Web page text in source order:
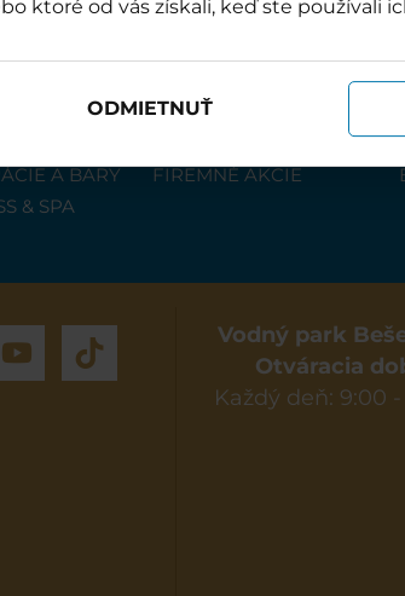
ktoré od vás získali, keď ste používali
ODMIETNUŤ
A BARY
& SPA
PONUKA UBYTOVANIA
FIREMNÉ AKCIE
Vodný park
Otváracia
Každý deň: 9:00